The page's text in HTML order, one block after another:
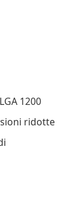
1200
ridotte